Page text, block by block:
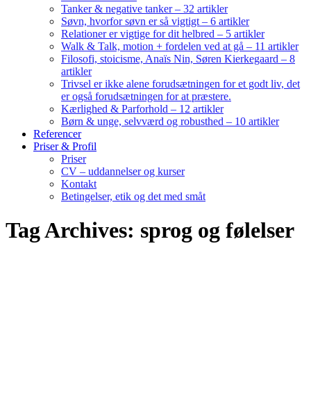
Tanker & negative tanker – 32 artikler
Søvn, hvorfor søvn er så vigtigt – 6 artikler
Relationer er vigtige for dit helbred – 5 artikler
Walk & Talk, motion + fordelen ved at gå – 11 artikler
Filosofi, stoicisme, Anaïs Nin, Søren Kierkegaard – 8
artikler
Trivsel er ikke alene forudsætningen for et godt liv, det
er også forudsætningen for at præstere.
Kærlighed & Parforhold – 12 artikler
Børn & unge, selvværd og robusthed – 10 artikler
Referencer
Priser & Profil
Priser
CV – uddannelser og kurser
Kontakt
Betingelser, etik og det med småt
Tag Archives: sprog og følelser